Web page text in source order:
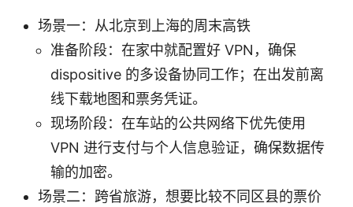
场景一：从北京到上海的周末高铁
准备阶段：在家中就配置好 VPN，确保
dispositive 的多设备协同工作；在出发前离
线下载地图和票务凭证。
现场阶段：在车站的公共网络下优先使用
VPN 进行支付与个人信息验证，确保数据传
输的加密。
场景二：跨省旅游，想要比较不同区县的票价